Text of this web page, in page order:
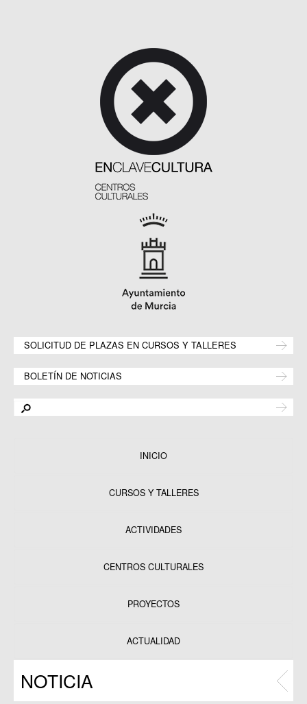
SOLICITUD DE PLAZAS EN CURSOS Y TALLERES
BOLETÍN DE NOTICIAS
INICIO
CURSOS Y TALLERES
ACTIVIDADES
CENTROS CULTURALES
PROYECTOS
Programas
ACTUALIDAD
NOTICIA